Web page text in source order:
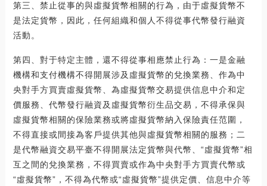
第三、禁止從事的與虛擬貨幣相關的行為，由于虛擬貨幣不
是法定貨幣，因此，任何組織和個人不得從事代幣發行融資
活動。
第四、對于特定主體，還不得從事相應禁止行為：一是金融
機構和支付機構不得開展涉及虛擬貨幣的兌換業務、作為中
央對手方買賣虛擬貨幣、為虛擬貨幣交易提供信息中介和定
價服務、代幣發行融資及虛擬貨幣衍生品交易，不得承保與
虛擬貨幣相關的保險業務或將虛擬貨幣納入保險責任范圍，
不得直接或間接為客戶提供其他與虛擬貨幣相關的服務；二
是代幣融資交易平臺不得開展法定貨幣與代幣、“虛擬貨幣”相
互之間的兌換業務，不得買賣或作為中央對手方買賣代幣或
“虛擬貨幣”，不得為代幣或“虛擬貨幣”提供定價、信息中介等